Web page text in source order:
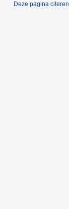
Deze pagina citeren